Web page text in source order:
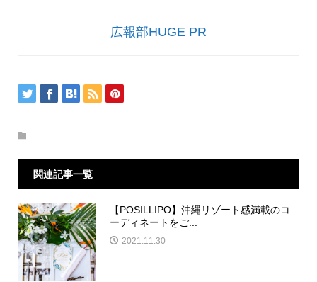
広報部HUGE PR
関連記事一覧
【POSILLIPO】沖縄リゾート感満載のコ
ーディネートをご...
2021.11.30